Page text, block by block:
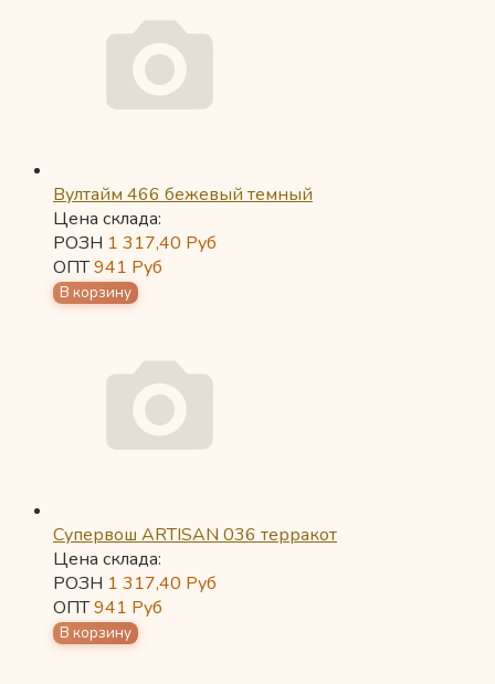
Вултайм 466 бежевый темный
Цена склада:
РОЗН 1 317,40 Руб
ОПТ941 Руб
Супервош ARTISAN 036 терракот
Цена склада:
РОЗН 1 317,40 Руб
ОПТ941 Руб